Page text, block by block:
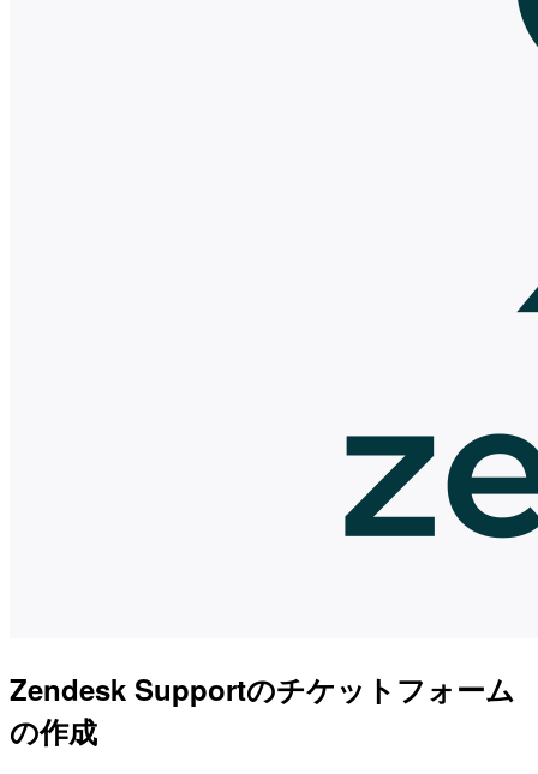
Zendesk Supportのチケットフォーム
の作成